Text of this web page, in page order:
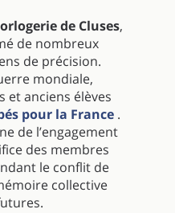
de Cluses,
de nombreux
de précision.
mondiale,
et anciens élèves
pour la France .
de l’engagement
des membres
le conflit de
collective